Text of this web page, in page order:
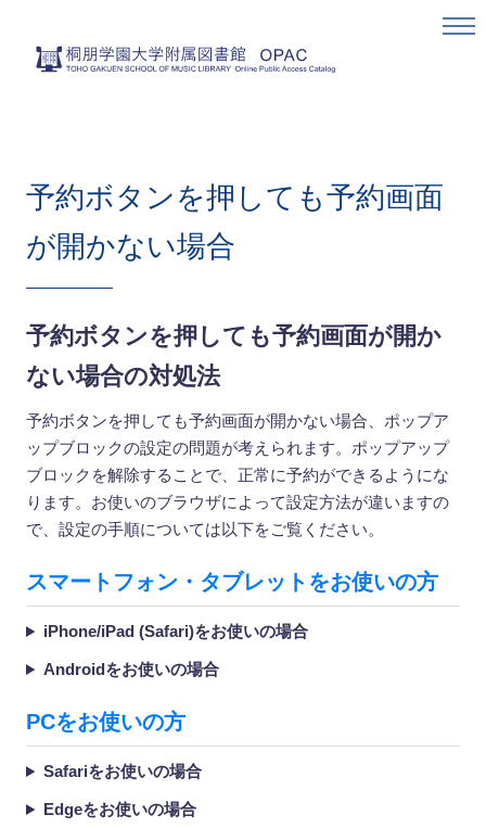
予約ボタンを押しても予約画面
が開かない場合
予約ボタンを押しても予約画面が開か
ない場合の対処法
予約ボタンを押しても予約画面が開かない場合、ポップア
ップブロックの設定の問題が考えられます。ポップアップ
ブロックを解除することで、正常に予約ができるようにな
ります。お使いのブラウザによって設定方法が違いますの
で、設定の手順については以下をご覧ください。
スマートフォン・タブレットをお使いの方
iPhone/iPad (Safari)をお使いの場合
Androidをお使いの場合
PCをお使いの方
Safariをお使いの場合
Edgeをお使いの場合